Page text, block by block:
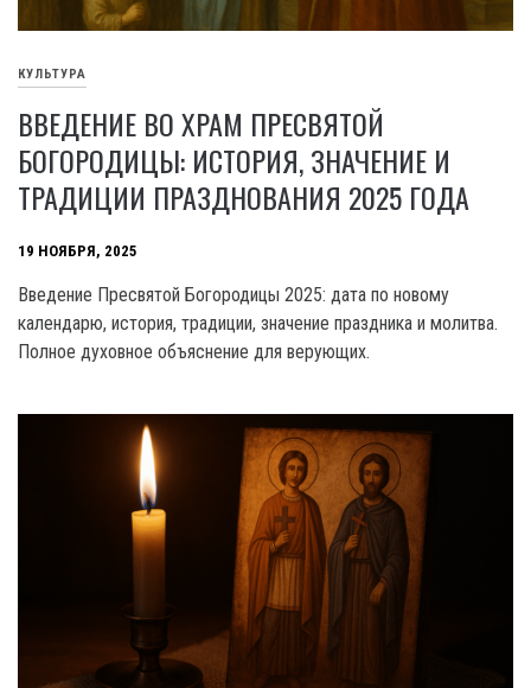
КУЛЬТУРА
ВВЕДЕНИЕ ВО ХРАМ ПРЕСВЯТОЙ
БОГОРОДИЦЫ: ИСТОРИЯ, ЗНАЧЕНИЕ И
ТРАДИЦИИ ПРАЗДНОВАНИЯ 2025 ГОДА
19 НОЯБРЯ, 2025
Введение Пресвятой Богородицы 2025: дата по новому
календарю, история, традиции, значение праздника и молитва.
Полное духовное объяснение для верующих.